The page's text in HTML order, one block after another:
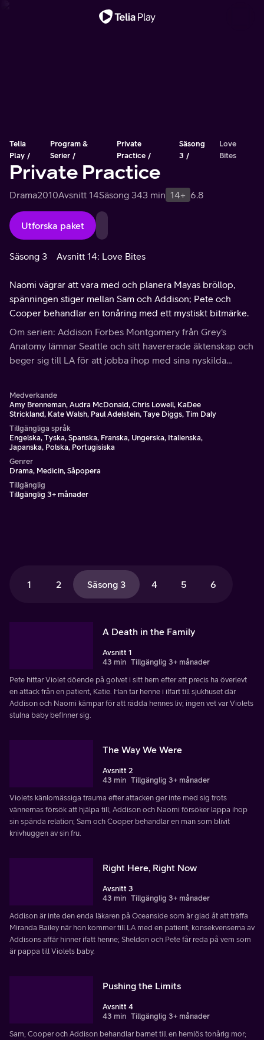
Telia
Play
Program &
Serier
Private
Practice
Säsong
3
Love
Bites
Private Practice
Drama2010Avsnitt 14Säsong 343 min 14+ 6.8
Utforska paket
Säsong 3 Avsnitt 14: Love Bites
Naomi vägrar att vara med och planera Mayas bröllop,
spänningen stiger mellan Sam och Addison; Pete och
Cooper behandlar en tonåring med ett mystiskt bitmärke.
Om serien: Addison Forbes Montgomery från Grey's
Anatomy lämnar Seattle och sitt havererade äktenskap och
beger sig till LA för att jobba ihop med sina nyskilda
Medverkande
Amy Brenneman, Audra McDonald, Chris Lowell, KaDee
Strickland, Kate Walsh, Paul Adelstein, Taye Diggs, Tim Daly
Tillgängliga språk
Engelska, Tyska, Spanska, Franska, Ungerska, Italienska,
Japanska, Polska, Portugisiska
Genrer
Drama, Medicin, Såpopera
Tillgänglig
Tillgänglig 3+ månader
1 2 Säsong 3 4 5 6
A Death in the Family
Avsnitt 1
43 min Tillgänglig 3+ månader
Pete hittar Violet döende på golvet i sitt hem efter att precis ha överlevt
en attack från en patient, Katie. Han tar henne i ilfart till sjukhuset där
Addison och Naomi kämpar för att rädda hennes liv; ingen vet var Violets
stulna baby befinner sig.
The Way We Were
Avsnitt 2
43 min Tillgänglig 3+ månader
Violets känlomässiga trauma efter attacken ger inte med sig trots
vännernas försök att hjälpa till; Addison och Naomi försöker lappa ihop
sin spända relation; Sam och Cooper behandlar en man som blivit
knivhuggen av sin fru.
Right Here, Right Now
Avsnitt 3
43 min Tillgänglig 3+ månader
Addison är inte den enda läkaren på Oceanside som är glad åt att träffa
Miranda Bailey när hon kommer till LA med en patient; konsekvenserna av
Addisons affär hinner ifatt henne; Sheldon och Pete får reda på vem som
är pappa till Violets baby.
Pushing the Limits
Avsnitt 4
43 min Tillgänglig 3+ månader
Sam, Cooper och Addison behandlar barnet till en hemlös tonårig mor;